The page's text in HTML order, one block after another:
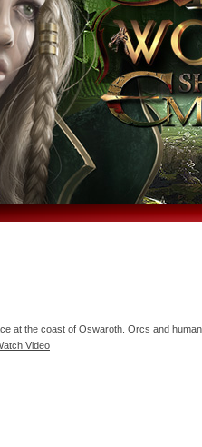
at the coast of Oswaroth. Orcs and
Video